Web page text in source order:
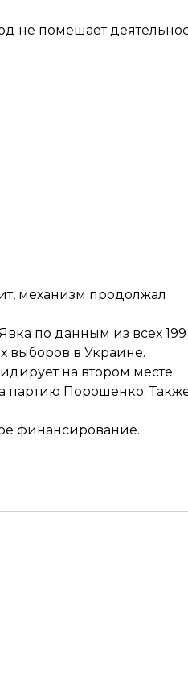
не помешает
механизм продолжал
по данным из всех 199
выборов в Украине.
на втором месте
партию Порошенко.
финансирование.